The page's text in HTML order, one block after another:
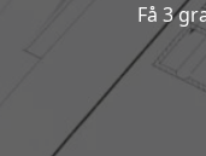
Få 3